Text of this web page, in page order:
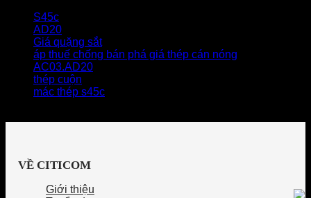
S45c
AD20
Giá quặng sắt
áp thuế chống bán phá giá thép cán nóng
AC03.AD20
thép cuộn
mác thép s45c
VỀ CITICOM
Giới thiệu